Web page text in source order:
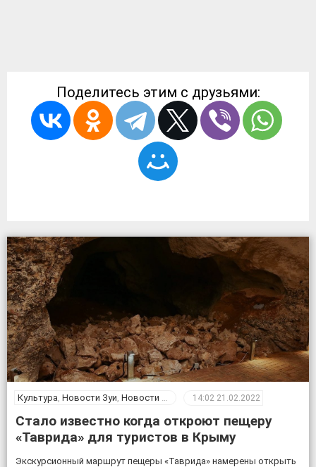
Поделитесь этим с друзьями:
Культура, Новости Зуи, Новости Крыма 14:02 21.02.2022
Стало известно когда откроют пещеру
«Таврида» для туристов в Крыму
Экскурсионный маршрут пещеры «Таврида» намерены открыть